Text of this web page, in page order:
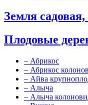
Земля
Плодовые
– Абрикос
– Абрикос
– Айва
– Алыча
– Алыча